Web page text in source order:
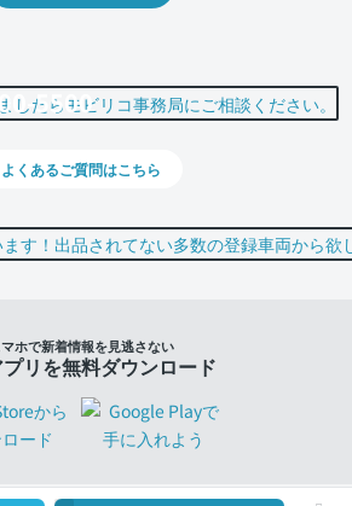
5500
よくあるご質問はこちら
ホで新着情報を見逃さない
リを無料ダウンロード